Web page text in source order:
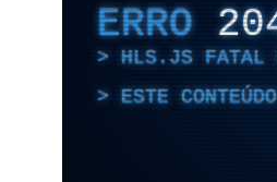
ERRO
HLS.JS FATAL
ESTE